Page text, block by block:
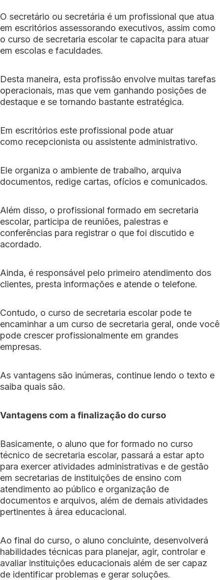
O secretário ou secretária é um profissional que atua
em escritórios assessorando executivos, assim como
o curso de secretaria escolar te capacita para atuar
em escolas e faculdades.
Desta maneira, esta profissão envolve muitas tarefas
operacionais, mas que vem ganhando posições de
destaque e se tornando bastante estratégica.
Em escritórios este profissional pode atuar
como recepcionista ou assistente administrativo.
Ele organiza o ambiente de trabalho, arquiva
documentos, redige cartas, ofícios e comunicados.
Além disso, o profissional formado em secretaria
escolar, participa de reuniões, palestras e
conferências para registrar o que foi discutido e
acordado.
Ainda, é responsável pelo primeiro atendimento dos
clientes, presta informações e atende o telefone.
Contudo, o curso de secretaria escolar pode te
encaminhar a um curso de secretaria geral, onde você
pode crescer profissionalmente em grandes
empresas.
As vantagens são inúmeras, continue lendo o texto e
saiba quais são.
Vantagens com a finalização do curso
Basicamente, o aluno que for formado no curso
técnico de secretaria escolar, passará a estar apto
para exercer atividades administrativas e de gestão
em secretarias de instituições de ensino com
atendimento ao público e organização de
documentos e arquivos, além de demais atividades
pertinentes à área educacional.
Ao final do curso, o aluno concluinte, desenvolverá
habilidades técnicas para planejar, agir, controlar e
avaliar instituições educacionais além de ser capaz
de identificar problemas e gerar soluções.